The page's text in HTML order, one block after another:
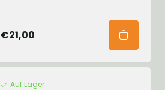
€21,00
Auf Lager